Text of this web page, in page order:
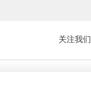
关注我们